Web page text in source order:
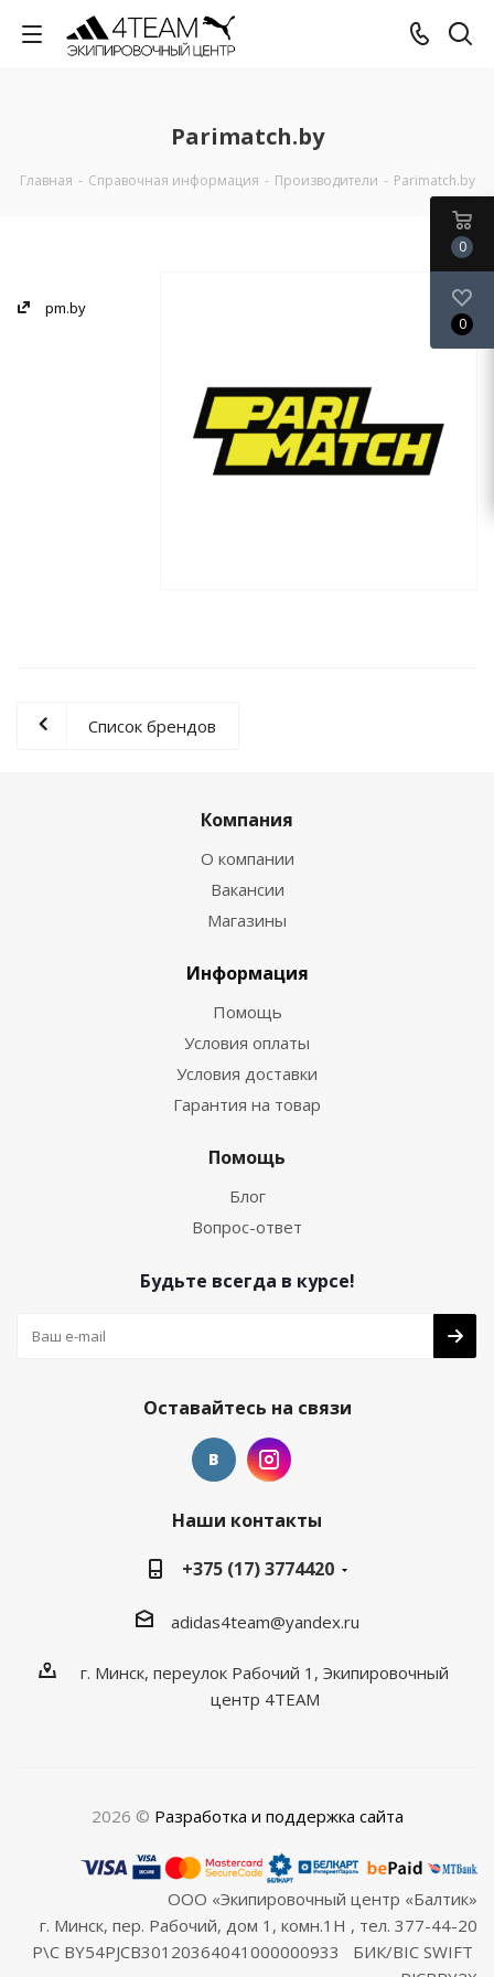
Parimatch.by
Главная - Справочная информация - Производители - Parimatch.by
pm.by
Список брендов
Компания
О компании
Вакансии
Магазины
Информация
Помощь
Условия оплаты
Условия доставки
Гарантия на товар
Помощь
Блог
Вопрос-ответ
Будьте всегда в курсе!
Оставайтесь на связи
Наши контакты
+375 (17) 3774420
adidas4team@yandex.ru
г. Минск, переулок Рабочий 1, Экипировочный
центр 4TEAM
2026 © Разработка и поддержка сайта
ООО «Экипировочный центр «Балтик»
г. Минск, пер. Рабочий, дом 1, комн.1Н , тел. 377-44-20
Р\С BY54PJCB30120364041000000933 БИК/BIC SWIFT
0
0